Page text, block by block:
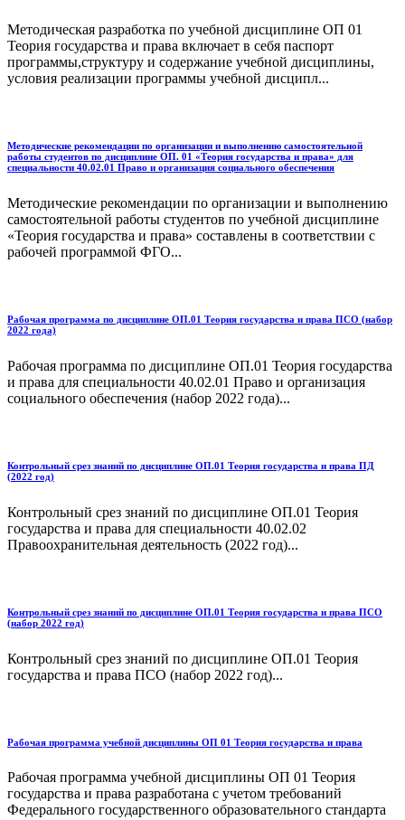
Методическая разработка по учебной дисциплине ОП 01
Теория государства и права включает в себя паспорт
программы,структуру и содержание учебной дисциплины,
условия реализации программы учебной дисципл...
Методические рекомендации по организации и выполнению самостоятельной
работы студентов по дисциплине ОП. 01 «Теория государства и права» для
специальности 40.02.01 Право и организация социального обеспечения
Методические рекомендации по организации и выполнению
самостоятельной работы студентов по учебной дисциплине
«Теория государства и права» составлены в соответствии с
рабочей программой ФГО...
Рабочая программа по дисциплине ОП.01 Теория государства и права ПСО (набор
2022 года)
Рабочая программа по дисциплине ОП.01 Теория государства
и права для специальности 40.02.01 Право и организация
социального обеспечения (набор 2022 года)...
Контрольный срез знаний по дисциплине ОП.01 Теория государства и права ПД
(2022 год)
Контрольный срез знаний по дисциплине ОП.01 Теория
государства и права для специальности 40.02.02
Правоохранительная деятельность (2022 год)...
Контрольный срез знаний по дисциплине ОП.01 Теория государства и права ПСО
(набор 2022 год)
Контрольный срез знаний по дисциплине ОП.01 Теория
государства и права ПСО (набор 2022 год)...
Рабочая программа учебной дисциплины ОП 01 Теория государства и права
Рабочая программа учебной дисциплины ОП 01 Теория
государства и права разработана с учетом требований
Федерального государственного образовательного стандарта